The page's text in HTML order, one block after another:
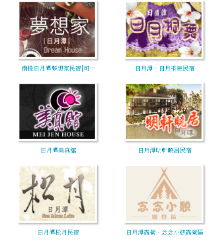
南投日月潭夢想家民宿|可… 日月潭‧日月桐舞民宿
日月潭美真舘 日月潭明軒曉居民宿
日月潭松月民宿 日月潭露營‧念念小憩露營區